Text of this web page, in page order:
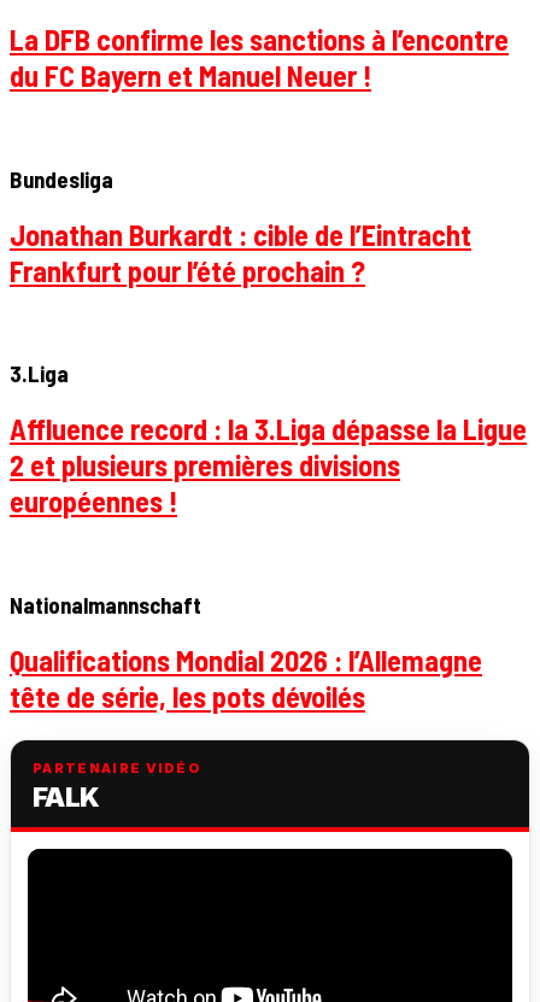
La DFB confirme les sanctions à l’encontre
du FC Bayern et Manuel Neuer !
Bundesliga
Jonathan Burkardt : cible de l’Eintracht
Frankfurt pour l’été prochain ?
3.Liga
Affluence record : la 3.Liga dépasse la Ligue
2 et plusieurs premières divisions
européennes !
Nationalmannschaft
Qualifications Mondial 2026 : l’Allemagne
tête de série, les pots dévoilés
PARTENAIRE VIDÉO
FALK